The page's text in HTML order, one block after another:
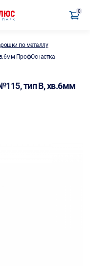
0
по металлу
ПрофОснастка
тип В, хв.6мм